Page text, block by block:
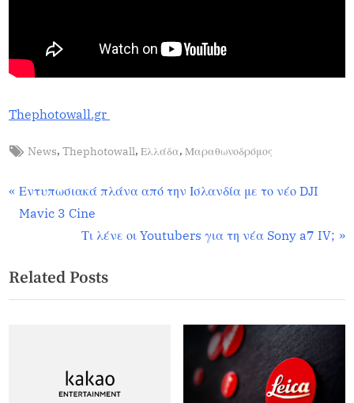
Thephotowall.gr
51
Featured
News,Thephotowall,Ελλάδα,Μαραθωνοδρόμος
Εντυπωσιακά πλάνα από την Ισλανδία με το νέο DJI
Mavic 3 Cine
Τι λένε οι Youtubers για τη νέα Sony a7 IV;
Related Posts